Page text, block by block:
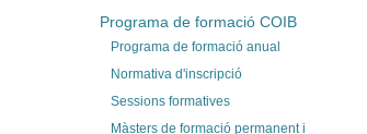
Programa de formació COIB
Programa de formació anual
Normativa d'inscripció
Sessions formatives
Màsters de formació permanent i